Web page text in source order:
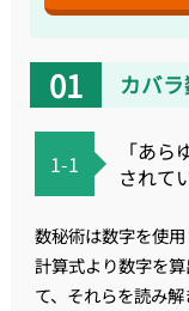
カバ
1-1
「あ
されて
数秘術は数字を使
計算式より数字を
て、それらを読み